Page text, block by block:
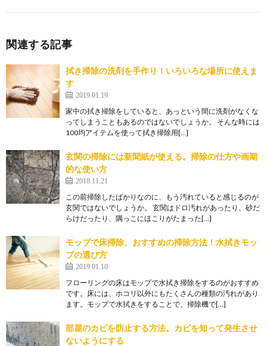
関連する記事
拭き掃除の洗剤を手作り！いろいろな場所に使えま
す
2019.01.19
家中の拭き掃除をしていると、あっという間に洗剤がなくな
ってしまうこともあるのではないでしょうか。 そんな時には
100均アイテムを使って拭き掃除用[…]
玄関の掃除には新聞紙が使える。掃除の仕方や画期
的な使い方
2018.11.21
この前掃除したばかりなのに、もう汚れていると感じるのが
玄関ではないでしょうか。 玄関はドロ汚れがあったり、砂だ
らけだったり、隅っこにほこりがたまった[…]
モップで床掃除、おすすめの掃除方法！水拭きモッ
プの選び方
2019.01.10
フローリングの床はモップで水拭き掃除をするのがおすすめ
です。床には、ホコリ以外にもたくさんの種類の汚れがあり
ます。モップで水拭きをすることで、掃除機で[…]
部屋のカビを防止する方法。カビを知って発生させ
ないようにする